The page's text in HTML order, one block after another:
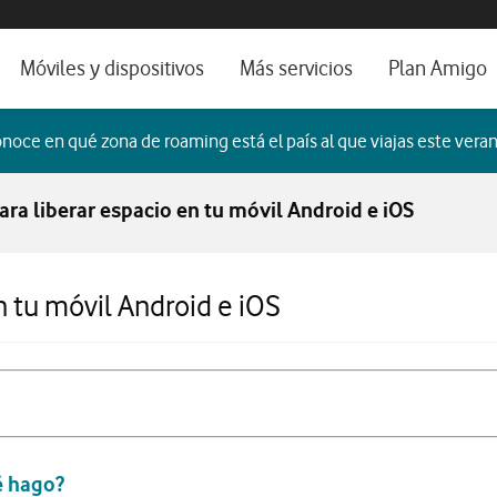
ayuda e idioma
5G
TV
Móviles y dispositivos
Imagen y Sonido
Ver todos
Más servicios
Alianza Vodafone e Iberdrola
Servicios avanzados
Plan Amigo
en qué zona de roaming está el país al que viajas este
liberar espacio en tu móvil Android e iOS
tu móvil Android e iOS
hago?